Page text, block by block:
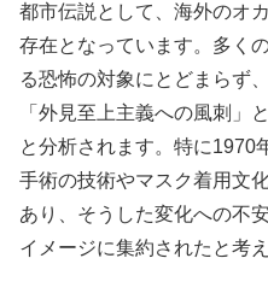
都市伝説として、海外のオ
存在となっています。多く
る恐怖の対象にとどまらず
「外見至上主義への風刺」
と分析されます。特に1970
手術の技術やマスク着用文
あり、そうした変化への不
イメージに集約されたと考